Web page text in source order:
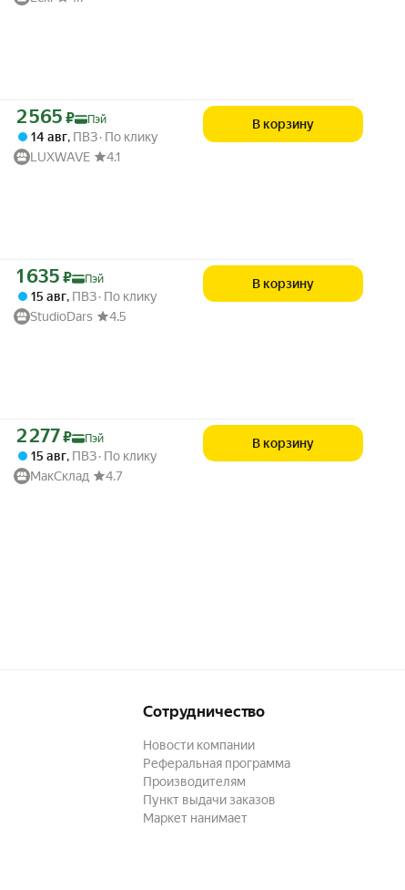
Цена с картой Яндекс Пэй 2565 ₽ вместо
2 565 ₽ Пэй
14 авг, ПВЗ По клику
LUXWAVE
4.1
В корзину
Цена с картой Яндекс Пэй 1635 ₽ вместо
1 635 ₽ Пэй
15 авг, ПВЗ По клику
StudioDars
4.5
В корзину
Цена с картой Яндекс Пэй 2277 ₽ вместо
2 277₽ Пэй
15 авг, ПВЗ По клику
МакСклад
4.7
В корзину
Сотрудничество
Новости компании
Реферальная программа
Производителям
Пункт выдачи заказов
Маркет нанимает